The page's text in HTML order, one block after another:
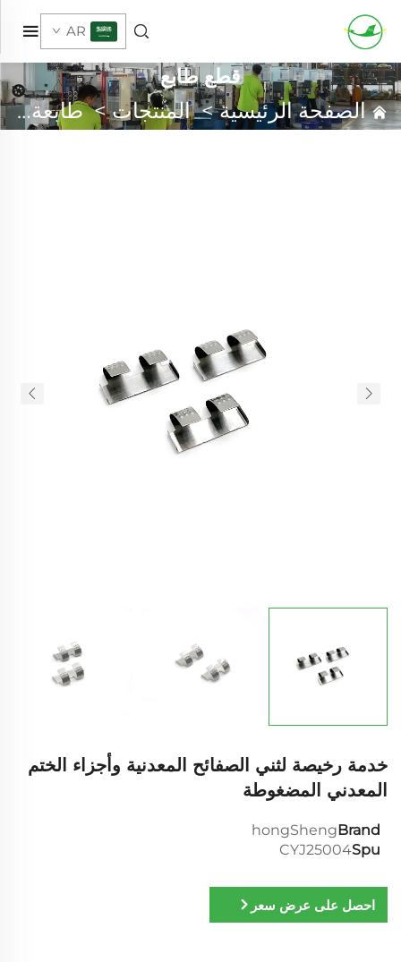
AR
قطع طابع
الصفحة الرئيسية>المنتجات>طابعة معدنية
خدمة رخيصة لثني الصفائح المعدنية وأجزاء الختم
المعدني المضغوطة
Brand
hongSheng
Spu
CYJ25004
احصل على عرض سعر